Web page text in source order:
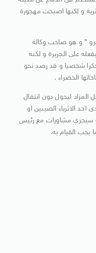
و لكنها اصبحت مهجورة
” و هو صاحب وكالة
على الجزيرة و لكنه
شخصيا و قد رصد نحو
المزاد ليحول دون انتقال
احد الاثرياء الصينين او
سيجري مشاورات مع رئيس
يجب القيام به.